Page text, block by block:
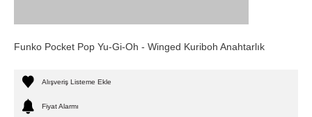
Funko Pocket Pop Yu-Gi-Oh - Winged Kuriboh Anahtarlık
Alışveriş Listeme Ekle
Fiyat Alarmı